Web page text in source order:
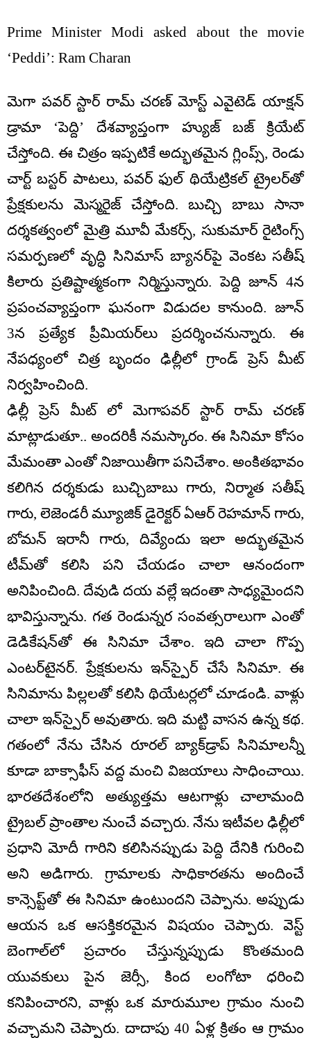
Prime Minister Modi asked about the movie
‘Peddi’: Ram Charan
మెగా పవర్ స్టార్ రామ్ చరణ్ మోస్ట్ ఎవైటెడ్ యాక్షన్
డ్రామా ‘పెద్ది’ దేశవ్యాప్తంగా హ్యుజ్ బజ్ క్రియేట్
చేస్తోంది. ఈ చిత్రం ఇప్పటికే అద్భుతమైన గ్లింప్స్, రెండు
చార్ట్ బస్టర్ పాటలు, పవర్ ఫుల్ థియేట్రికల్ ట్రైలర్‌తో
ప్రేక్షకులను మెస్మరైజ్ చేస్తోంది. బుచ్చి బాబు సానా
దర్శకత్వంలో మైత్రి మూవీ మేకర్స్, సుకుమార్ రైటింగ్స్
సమర్పణలో వృద్ధి సినిమాస్ బ్యానర్‌పై వెంకట సతీష్
కిలారు ప్రతిష్టాత్మకంగా నిర్మిస్తున్నారు. పెద్ది జూన్ 4న
ప్రపంచవ్యాప్తంగా ఘనంగా విడుదల కానుంది. జూన్
3న ప్రత్యేక ప్రీమియర్‌లు ప్రదర్శించనున్నారు. ఈ
నేపధ్యంలో చిత్ర బృందం ఢిల్లీలో గ్రాండ్ ప్రెస్ మీట్
నిర్వహించింది.
ఢిల్లీ ప్రెస్ మీట్ లో మెగాపవర్ స్టార్ రామ్ చరణ్
మాట్లాడుతూ.. అందరికీ నమస్కారం. ఈ సినిమా కోసం
మేమంతా ఎంతో నిజాయితీగా పనిచేశాం. అంకితభావం
కలిగిన దర్శకుడు బుచ్చిబాబు గారు, నిర్మాత సతీష్
గారు, లెజెండరీ మ్యూజిక్ డైరెక్టర్ ఏఆర్ రెహమాన్ గారు,
బోమన్ ఇరానీ గారు, దివ్యేందు ఇలా అద్భుతమైన
టీమ్‌తో కలిసి పని చేయడం చాలా ఆనందంగా
అనిపించింది. దేవుడి దయ వల్లే ఇదంతా సాధ్యమైందని
భావిస్తున్నాను. గత రెండున్నర సంవత్సరాలుగా ఎంతో
డెడికేషన్‌తో ఈ సినిమా చేశాం. ఇది చాలా గొప్ప
ఎంటర్‌టైనర్. ప్రేక్షకులను ఇన్‌స్పైర్ చేసే సినిమా. ఈ
సినిమాను పిల్లలతో కలిసి థియేటర్లలో చూడండి. వాళ్లు
చాలా ఇన్‌స్పైర్ అవుతారు. ఇది మట్టి వాసన ఉన్న కథ.
గతంలో నేను చేసిన రూరల్ బ్యాక్‌డ్రాప్ సినిమాలన్నీ
కూడా బాక్సాఫీస్ వద్ద మంచి విజయాలు సాధించాయి.
భారతదేశంలోని అత్యుత్తమ ఆటగాళ్లు చాలామంది
ట్రైబల్ ప్రాంతాల నుంచే వచ్చారు. నేను ఇటీవల ఢిల్లీలో
ప్రధాని మోదీ గారిని కలిసినప్పుడు పెద్ది దేనికి గురించి
అని అడిగారు. గ్రామాలకు సాధికారతను అందించే
కాన్సెప్ట్‌తో ఈ సినిమా ఉంటుందని చెప్పాను. అప్పుడు
ఆయన ఒక ఆసక్తికరమైన విషయం చెప్పారు. వెస్ట్
బెంగాల్‌లో ప్రచారం చేస్తున్నప్పుడు కొంతమంది
యువకులు పైన జెర్సీ, కింద లంగోటా ధరించి
కనిపించారని, వాళ్లు ఒక మారుమూల గ్రామం నుంచి
వచ్చామని చెప్పారు. దాదాపు 40 ఏళ్ల క్రితం ఆ గ్రామం